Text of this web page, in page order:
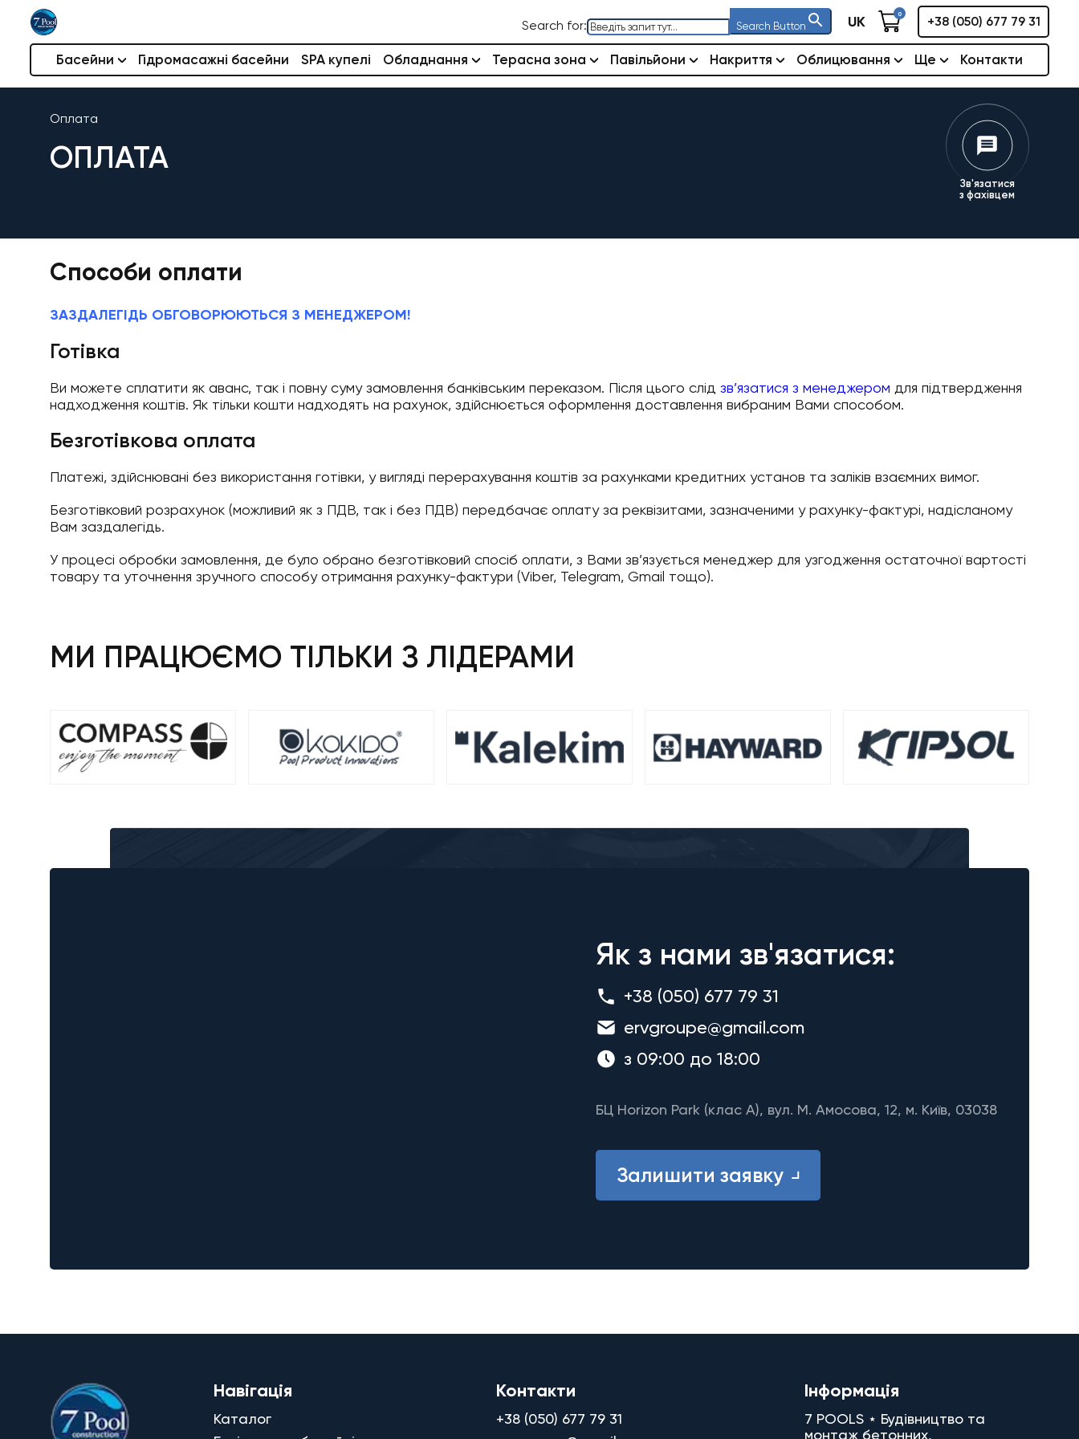
Search for: Search Button UK 0
+38 (050) 677 79 31
Басейни Гідромасажні басейни SPA купелі Обладнання Терасна зона Павільйони Накриття Облицювання Ще Контакти
Оплата
ОПЛАТА
Зв'язатися
з фахівцем
Способи оплати
ЗАЗДАЛЕГІДЬ ОБГОВОРЮЮТЬСЯ З МЕНЕДЖЕРОМ!
Готівка
Ви можете сплатити як аванс, так і повну суму замовлення банківським переказом. Після цього слід зв’язатися з менеджером для підтвердження
надходження коштів. Як тільки кошти надходять на рахунок, здійснюється оформлення доставлення вибраним Вами способом.
Безготівкова оплата
Платежі, здійснювані без використання готівки, у вигляді перерахування коштів за рахунками кредитних установ та заліків взаємних вимог.
Безготівковий розрахунок (можливий як з ПДВ, так і без ПДВ) передбачає оплату за реквізитами, зазначеними у рахунку-фактурі, надісланому
Вам заздалегідь.
У процесі обробки замовлення, де було обрано безготівковий спосіб оплати, з Вами зв’язується менеджер для узгодження остаточної вартості
товару та уточнення зручного способу отримання рахунку-фактури (Viber, Telegram, Gmail тощо).
МИ ПРАЦЮЄМО ТІЛЬКИ З ЛІДЕРАМИ
Як з нами зв'язатися:
+38 (050) 677 79 31
ervgroupe@gmail.com
з 09:00 до 18:00
БЦ Horizon Park (клас A), вул. М. Амосова, 12, м. Київ, 03038
Залишити заявку
Навігація
Каталог
Контакти
+38 (050) 677 79 31
Інформація
7 POOLS ⋆ Будівництво та
монтаж бетонних,